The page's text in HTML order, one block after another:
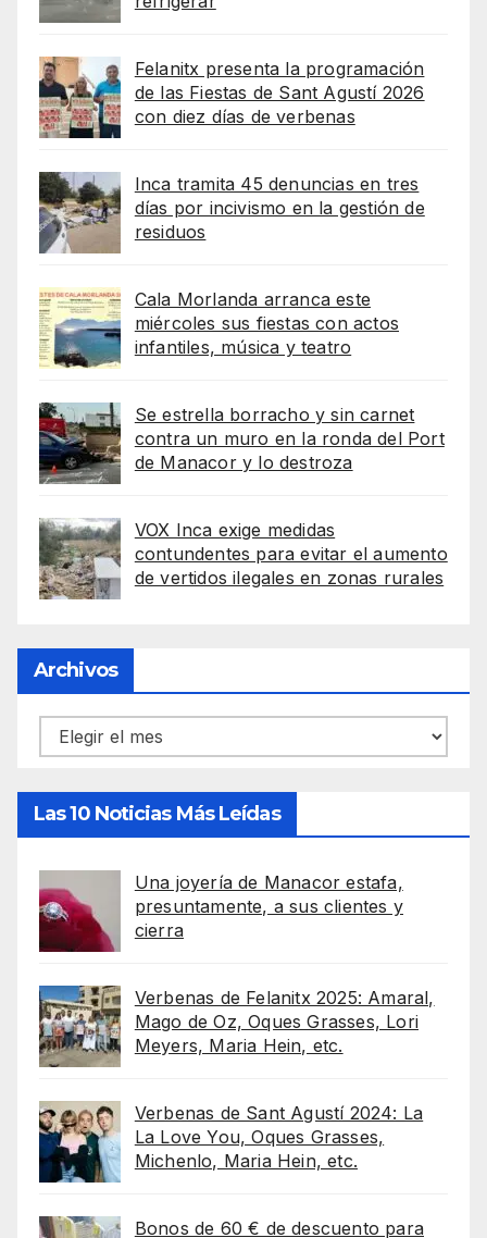
Felanitx presenta la programación
de las Fiestas de Sant Agustí 2026
con diez días de verbenas
Inca tramita 45 denuncias en tres
días por incivismo en la gestión de
residuos
Cala Morlanda arranca este
miércoles sus fiestas con actos
infantiles, música y teatro
Se estrella borracho y sin carnet
contra un muro en la ronda del Port
de Manacor y lo destroza
VOX Inca exige medidas
contundentes para evitar el aumento
de vertidos ilegales en zonas rurales
Archivos
Archivos
Las 10 Noticias Más Leídas
Una joyería de Manacor estafa,
presuntamente, a sus clientes y
cierra
Verbenas de Felanitx 2025: Amaral,
Mago de Oz, Oques Grasses, Lori
Meyers, Maria Hein, etc.
Verbenas de Sant Agustí 2024: La
La Love You, Oques Grasses,
Michenlo, Maria Hein, etc.
Bonos de 60 € de descuento para